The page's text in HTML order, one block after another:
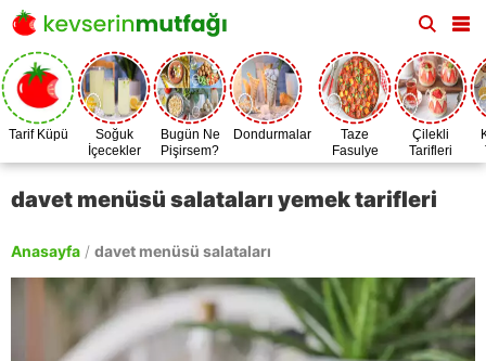
Tarif Küpü
Soğuk
İçecekler
Bugün Ne
Pişirsem?
Dondurmalar
Taze
Fasulye
Zamanı
Çilekli
Tarifleri
davet menüsü salataları yemek tarifleri
Anasayfa / davet menüsü salataları